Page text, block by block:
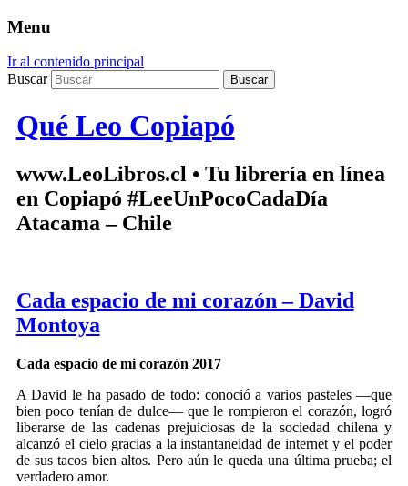
Menu
Ir al contenido principal
Buscar
Qué Leo Copiapó
www.LeoLibros.cl • Tu librería en línea
en Copiapó #LeeUnPocoCadaDía
Atacama – Chile
Cada espacio de mi corazón – David
Montoya
Cada espacio de mi corazón 2017
A David le ha pasado de todo: conoció a varios pasteles —que
bien poco tenían de dulce— que le rompieron el corazón, logró
liberarse de las cadenas prejuiciosas de la sociedad chilena y
alcanzó el cielo gracias a la instantaneidad de internet y el poder
de sus tacos bien altos. Pero aún le queda una última prueba; el
verdadero amor.